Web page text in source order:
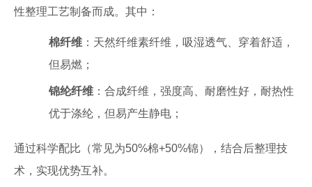
性整理工艺制备而成。其中：
棉纤维 ：天然纤维素纤维，吸湿透气、穿着舒适，
但易燃；
锦纶纤维 ：合成纤维，强度高、耐磨性好，耐热性
优于涤纶，但易产生静电；
通过科学配比（常见为50%棉+50%锦），结合后整理技
术，实现优势互补。